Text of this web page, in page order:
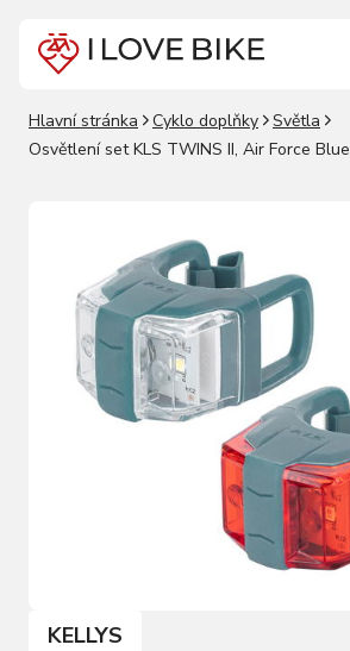
Hlavní stránka Cyklo doplňky
Světla
Osvětlení set KLS TWINS II, Air Force Blue
KELLYS